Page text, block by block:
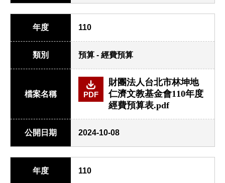
年度 110
類別 預算 - 經費預算
檔案名稱 PDF
財團法人台北市林坤地
仁濟文教基金會110年度
經費預算表.pdf
公開日期 2024-10-08
年度 110